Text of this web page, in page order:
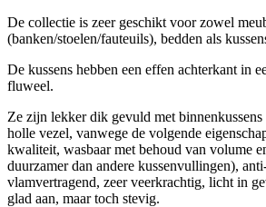
De collectie is zeer geschikt voor zowel
(banken/stoelen/fauteuils), bedden als
De kussens hebben een effen achterkant in
fluweel.
Ze zijn lekker dik gevuld met binnenkussens
holle vezel, vanwege de volgende
kwaliteit, wasbaar met behoud van volume
duurzamer dan andere kussenvullingen),
vlamvertragend, zeer veerkrachtig, licht in
glad aan, maar toch stevig.